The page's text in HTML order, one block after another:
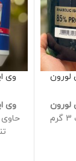
لورون
لورون
کراتین مونوهیدرات 3 گرم
وی
وی
تنها 2